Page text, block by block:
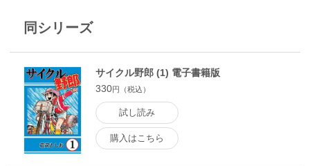
同シリーズ
サイクル野郎 (1) 電子書籍版
330円（税込）
試し読み
購入はこちら